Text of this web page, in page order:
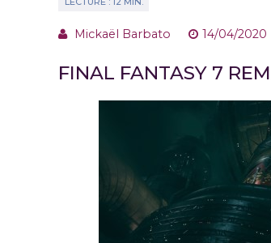
Mickaël Barbato 14/04/2020
FINAL FANTASY 7